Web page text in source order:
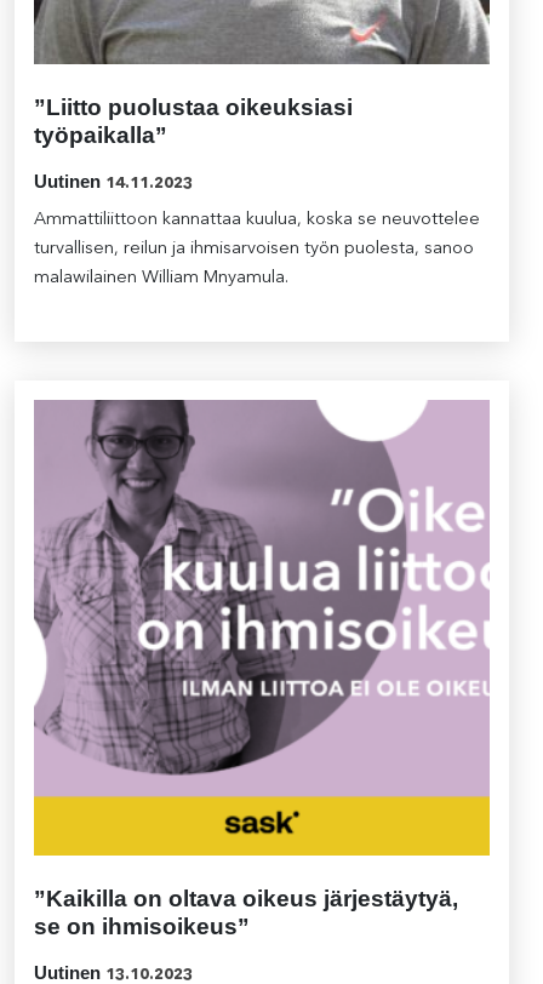
”Liitto puolustaa oikeuksiasi
työpaikalla”
Uutinen 14.11.2023
Ammattiliittoon kannattaa kuulua, koska se neuvottelee
turvallisen, reilun ja ihmisarvoisen työn puolesta, sanoo
malawilainen William Mnyamula.
”Kaikilla on oltava oikeus järjestäytyä,
se on ihmisoikeus”
Uutinen 13.10.2023